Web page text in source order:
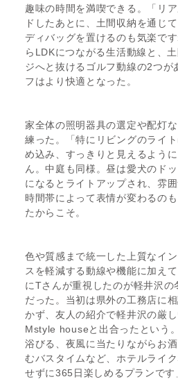
趣味の時間を満喫できる。「リ
ドしたあとに、土間収納を通じ
ディバッグを置けるのも気楽で
らLDKにつながる生活動線と、
ジへと抜けるゴルフ動線の2つが
フはより快適となった。
家全体の照明器具の選定や配灯
練った。「特にリビングのライ
め込み、すっきりと見えるよう
ん。中庭も同様。昼は愛犬のド
になるとライトアップされ、雰
時間帯によって表情が変わるの
たからこそ。
色や質感まで統一した上質なイ
スを軽減する動線や機能に加え
にTさんが重視したのが軽井沢の
だった。当初は県外の工務店に
かず、友人の紹介で軽井沢の厳
Mstyle houseと出合ったという
浴びる、夜風に当たりながらお
むバスタイムなど、ホテルライ
せずに365日楽しめるプランです